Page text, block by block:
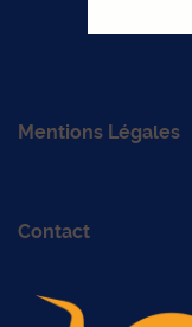
Mentions Légales
Contact